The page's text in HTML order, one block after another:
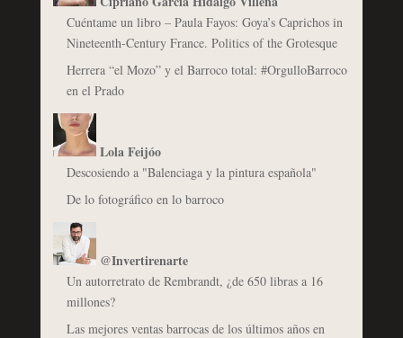
Cuéntame un libro – Paula Fayos: Goya’s Caprichos in
Nineteenth-Century France. Politics of the Grotesque
Herrera “el Mozo” y el Barroco total: #OrgulloBarroco
en el Prado
Lola Feijóo
Descosiendo a "Balenciaga y la pintura española"
De lo fotográfico en lo barroco
@Invertirenarte
Un autorretrato de Rembrandt, ¿de 650 libras a 16
millones?
Las mejores ventas barrocas de los últimos años en